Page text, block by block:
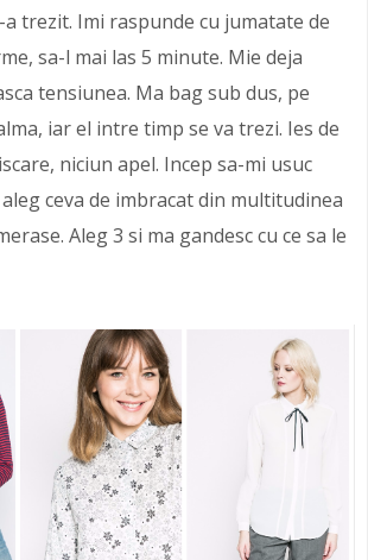
trezit. Imi raspunde cu jumatate de
sa-l mai las 5 minute. Mie deja
tensiunea. Ma bag sub dus, pe
iar el intre timp se va trezi. Ies de
niciun apel. Incep sa-mi usuc
ceva de imbracat din multitudinea
Aleg 3 si ma gandesc cu ce sa le